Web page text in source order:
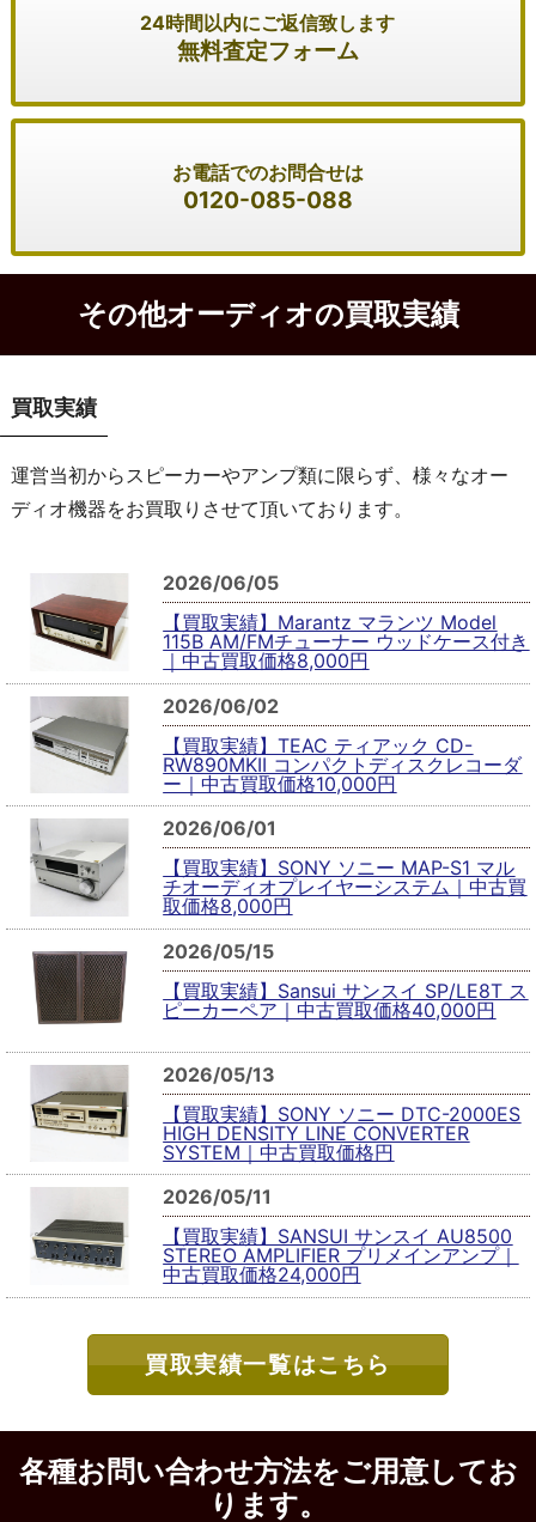
24時間以内にご返信致します
無料査定フォーム
お電話でのお問合せは
0120-085-088
その他オーディオの買取実績
買取実績
運営当初からスピーカーやアンプ類に限らず、様々なオー
ディオ機器をお買取りさせて頂いております。
2026/06/05
【買取実績】Marantz マランツ Model
115B AM/FMチューナー ウッドケース付き
｜中古買取価格8,000円
2026/06/02
【買取実績】TEAC ティアック CD-
RW890MKII コンパクトディスクレコーダ
ー｜中古買取価格10,000円
2026/06/01
【買取実績】SONY ソニー MAP-S1 マル
チオーディオプレイヤーシステム｜中古買
取価格8,000円
2026/05/15
【買取実績】Sansui サンスイ SP/LE8T ス
ピーカーペア｜中古買取価格40,000円
2026/05/13
【買取実績】SONY ソニー DTC-2000ES
HIGH DENSITY LINE CONVERTER
SYSTEM｜中古買取価格円
2026/05/11
【買取実績】SANSUI サンスイ AU8500
STEREO AMPLIFIER プリメインアンプ｜
中古買取価格24,000円
買取実績一覧はこちら
各種お問い合わせ方法をご用意してお
ります。